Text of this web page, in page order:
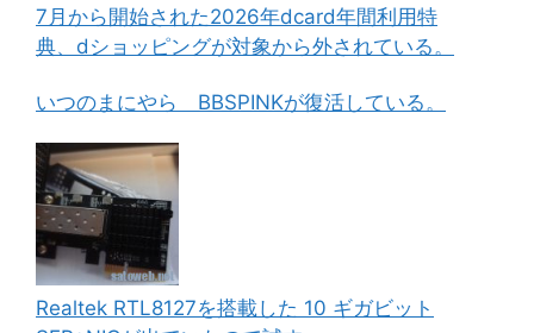
7月から開始された2026年dcard年間利用特
典、dショッピングが対象から外されている。
いつのまにやら BBSPINKが復活している。
Realtek RTL8127を搭載した 10 ギガビット